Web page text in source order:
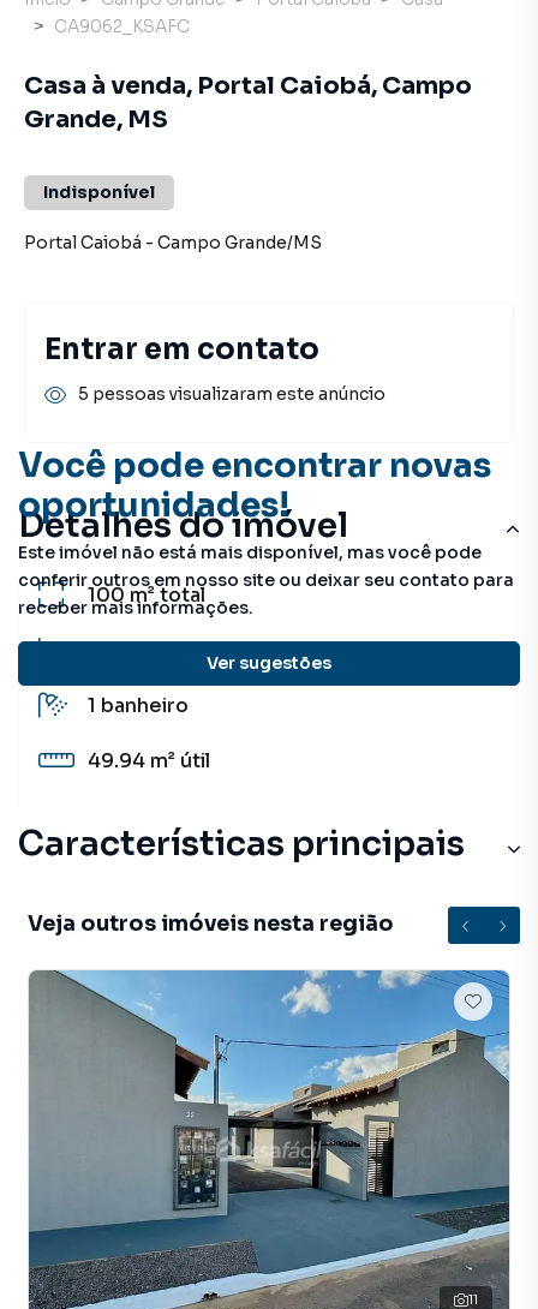
Você pode encontrar novas
oportunidades!
Este imóvel não está mais disponível, mas você pode
conferir outros em nosso site ou deixar seu contato para
receber mais informações.
Ver sugestões
Detalhes do imóvel
100 m²total
1 banheiro
49.94 m² útil
Características principais
Veja outros imóveis nesta região
11
CA9062_KSAFC
Casa à venda, Portal Caiobá, Campo
Grande, MS
Indisponível
Portal Caiobá - Campo Grande/MS
Entrar em contato
5 pessoas visualizaram este anúncio